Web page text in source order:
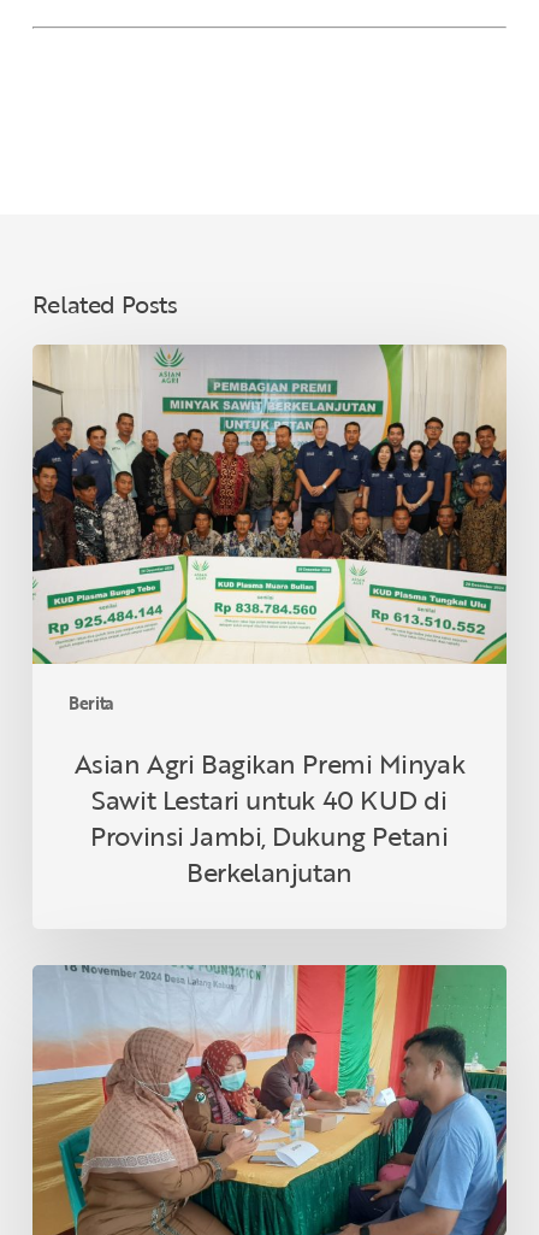
Related Posts
Berita
Asian
Agri
Bagikan
Premi
Minyak
Sawit
Lestari
untuk
40
KUD
di
Dukung
Petani
Berkelanjutan
Asian Agri Bagikan Premi Minyak
Sawit Lestari untuk 40 KUD di
Provinsi Jambi, Dukung Petani
Berkelanjutan
Asian
&
Tanoto
Foundation
Gelar
Sehat
Bersama